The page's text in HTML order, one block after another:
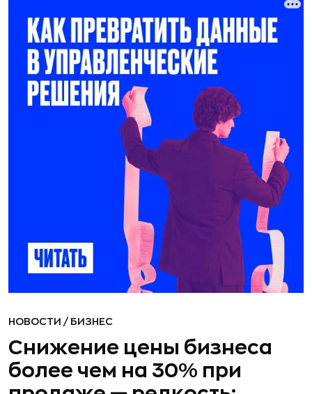
НОВОСТИ / БИЗНЕС
Снижение цены бизнеса
более чем на 30% при